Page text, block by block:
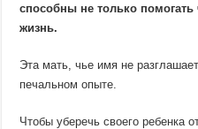
способны не только помогать
жизнь.
Эта мать, чье имя не
печальном опыте.
Чтобы уберечь своего ребенка